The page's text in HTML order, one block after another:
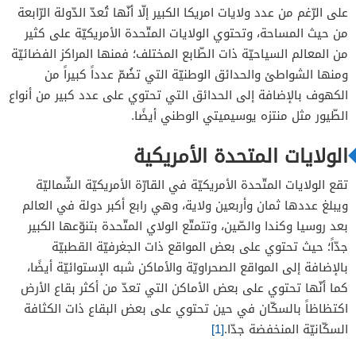
ترتيب الولايات حسب المساحة
ترتيب الولايات حسب عدد السكان
على الرّغم من عدد ولايات امريكا الكبير إلّا أنّها تُعدّ الدّولة الرّابعة
من حيث المساحة، وتحتوي الولايات المتّحدة الأمريكيّة على كثير
من المعالم السياحيّة ذات الطّابع المختلف؛ فمنها المراكز الفضائيّة
ومنها الشواطئ والحدائق الوطنيّة التي تضُمّ عدداً كبيراً من
الكهوف بالإضافة إلى الحدائق التي تحتوي على عدد كبير من أنواع
الطّيور مثل منتزه يوسيميتي الوطني أيضًا.
الولايات المتحدة الأمريكية
تقع الولايات المتّحدة الأمريكيّة في القارّة الأمريكيّة الشّماليّة
ويبلغ عددها ثمان وأربعين ولاية، وهي رابع أكبر دولة في العالم
بعد روسيا وكندا والصّين، وتتمتّع الولاي المتّحدة بتنوّعها الكبير
جدّاً؛ حيث تحتوي على بعض المواقع ذات الجغرفيّة القطبيّة
بالإضافة إلى المواقع الصحراويّة والأماكن شبه الإستوائيّة أيضًا،
كما أنّها تحتوي على بعض الأماكن التي تعدّ من أكثر بقاع الأرض
اكتظاظاً بالسكّان في حين تحتوي على بعض البقاع ذات الكثافة
السكّانيّة المنخفضة جدّا.[1]